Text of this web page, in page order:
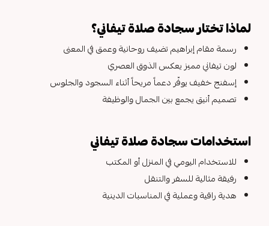
لماذا تختار سجادة صلاة تيفاني؟
رسمة مقام إبراهيم تضيف روحانية وعمق في المعنى
لون تيفاني مميز يعكس الذوق العصري
إسفنج خفيف يوفّر دعماً مريحاً أثناء السجود والجلوس
تصميم أنيق يجمع بين الجمال والوظيفة
استخدامات سجادة صلاة تيفاني
للاستخدام اليومي في المنزل أو المكتب
رفيقة مثالية للسفر والتنقل
هدية راقية وعملية في المناسبات الدينية